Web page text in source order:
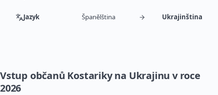
Jazyk Španělština Ukrajinština
Vstup občanů Kostariky na Ukrajinu v roce
2026